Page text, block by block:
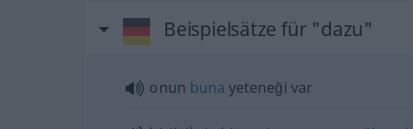
Beispielsätze für "dazu"
onun buna yeteneği var